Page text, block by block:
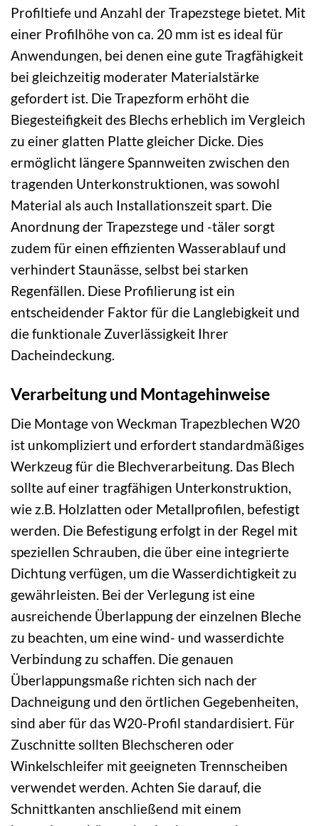
Profiltiefe und Anzahl der Trapezstege bietet. Mit
einer Profilhöhe von ca. 20 mm ist es ideal für
Anwendungen, bei denen eine gute Tragfähigkeit
bei gleichzeitig moderater Materialstärke
gefordert ist. Die Trapezform erhöht die
Biegesteifigkeit des Blechs erheblich im Vergleich
zu einer glatten Platte gleicher Dicke. Dies
ermöglicht längere Spannweiten zwischen den
tragenden Unterkonstruktionen, was sowohl
Material als auch Installationszeit spart. Die
Anordnung der Trapezstege und -täler sorgt
zudem für einen effizienten Wasserablauf und
verhindert Staunässe, selbst bei starken
Regenfällen. Diese Profilierung ist ein
entscheidender Faktor für die Langlebigkeit und
die funktionale Zuverlässigkeit Ihrer
Dacheindeckung.
Verarbeitung und Montagehinweise
Die Montage von Weckman Trapezblechen W20
ist unkompliziert und erfordert standardmäßiges
Werkzeug für die Blechverarbeitung. Das Blech
sollte auf einer tragfähigen Unterkonstruktion,
wie z.B. Holzlatten oder Metallprofilen, befestigt
werden. Die Befestigung erfolgt in der Regel mit
speziellen Schrauben, die über eine integrierte
Dichtung verfügen, um die Wasserdichtigkeit zu
gewährleisten. Bei der Verlegung ist eine
ausreichende Überlappung der einzelnen Bleche
zu beachten, um eine wind- und wasserdichte
Verbindung zu schaffen. Die genauen
Überlappungsmaße richten sich nach der
Dachneigung und den örtlichen Gegebenheiten,
sind aber für das W20-Profil standardisiert. Für
Zuschnitte sollten Blechscheren oder
Winkelschleifer mit geeigneten Trennscheiben
verwendet werden. Achten Sie darauf, die
Schnittkanten anschließend mit einem